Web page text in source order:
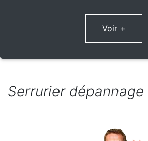
Voir +
Serrurier dépannage